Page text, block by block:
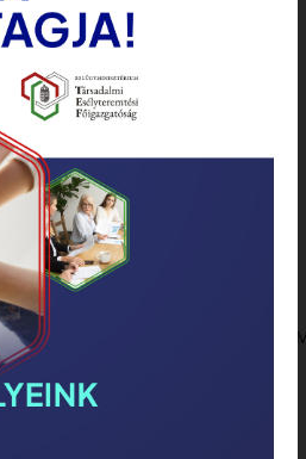
óra. Ne feledjék a
továbbképézések,
pályázatok
Szeretnénk felhívni a
beadásának